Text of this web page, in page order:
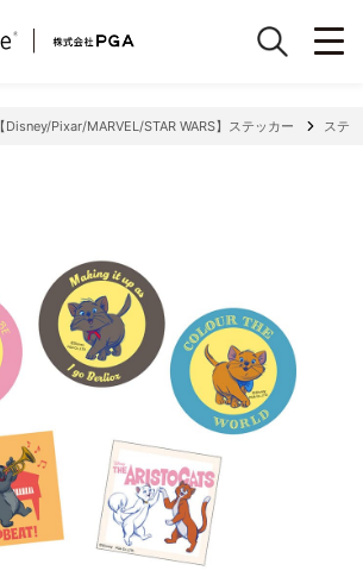
【Disney/Pixar/MARVEL/STAR WARS】ステッカー ステ